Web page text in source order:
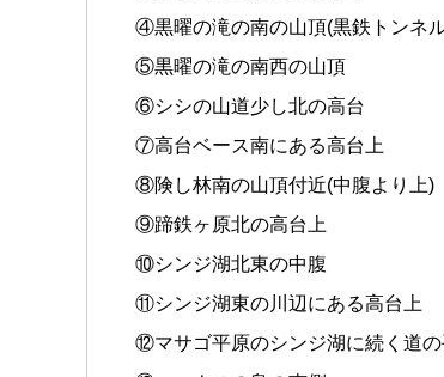
④黒曜の滝の南の山頂(黒鉄トンネ
⑤黒曜の滝の南西の山頂
⑥シシの山道少し北の高台
⑦高台ベース南にある高台上
⑧険し林南の山頂付近(中腹より上)
⑨蹄鉄ヶ原北の高台上
⑩シンジ湖北東の中腹
⑪シンジ湖東の川辺にある高台上
⑫マサゴ平原のシンジ湖に続く道の